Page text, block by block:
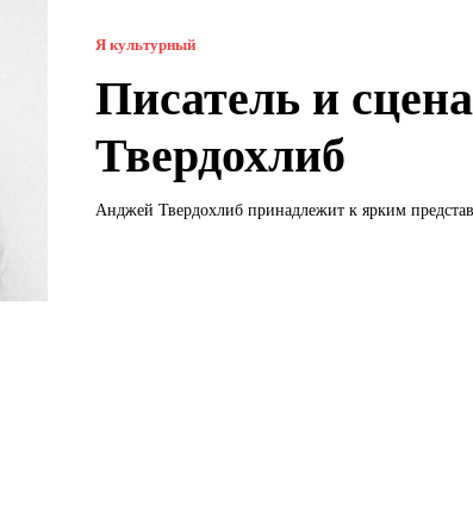
Я культурный
Писатель и
Твердохлиб
Анджей Твердохлиб принадлежит к ярким